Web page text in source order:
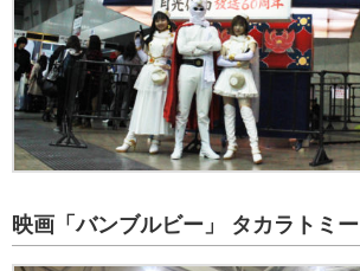
映画「バンブルビー」 タカラトミー